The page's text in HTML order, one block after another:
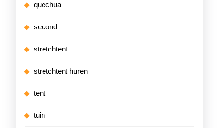
quechua
second
stretchtent
stretchtent huren
tent
tuin